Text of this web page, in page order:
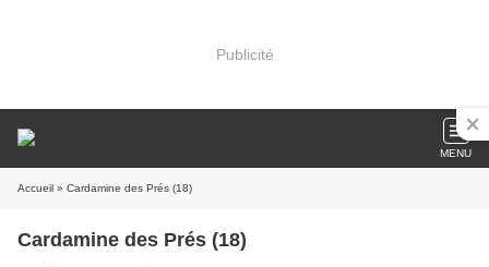
Publicité
MENU
Accueil » Cardamine des Prés (18)
Cardamine des Prés (18)